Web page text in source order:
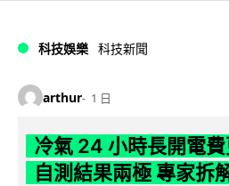
科技娛樂 科技新聞
arthur 1 日
冷氣 24 小時長開電
自測結果兩極 專家拆